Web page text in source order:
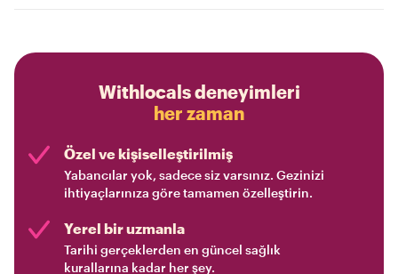
Withlocals deneyimleri
her zaman
Özel ve kişiselleştirilmiş
Yabancılar yok, sadece siz varsınız. Gezinizi
ihtiyaçlarınıza göre tamamen özelleştirin.
Yerel bir uzmanla
Tarihi gerçeklerden en güncel sağlık
kurallarına kadar her şey.